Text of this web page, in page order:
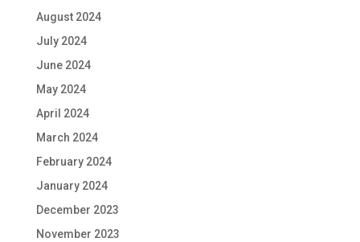
August 2024
July 2024
June 2024
May 2024
April 2024
March 2024
February 2024
January 2024
December 2023
November 2023